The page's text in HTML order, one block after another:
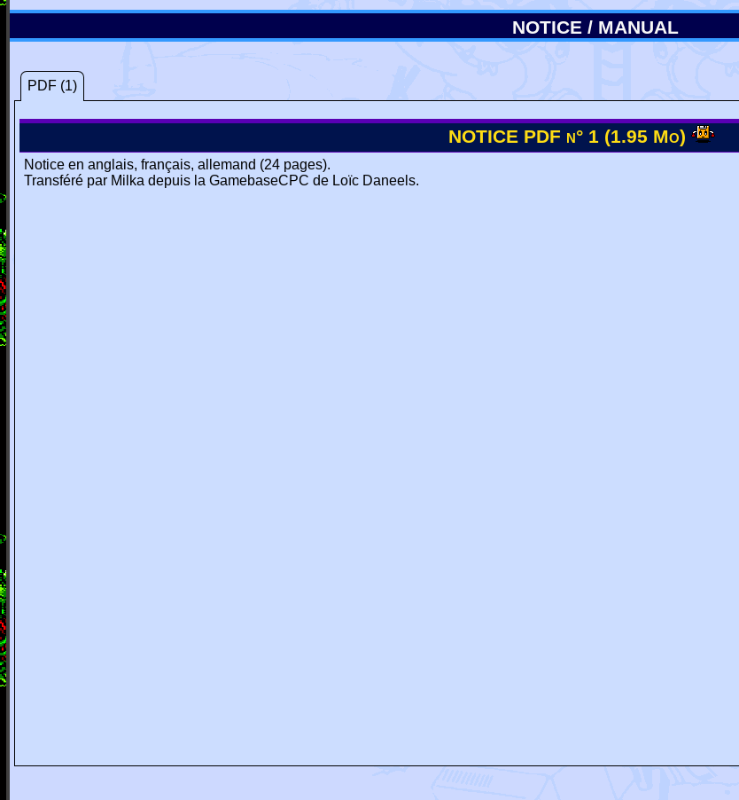
NOTICE / MANUAL
PDF (1)
NOTICE PDF n° 1 (1.95 Mo)
Notice en anglais, français, allemand (24 pages).
Transféré par Milka depuis la GamebaseCPC de Loïc Daneels.